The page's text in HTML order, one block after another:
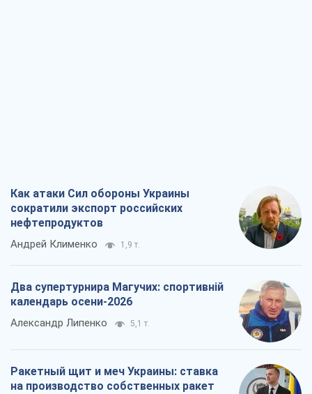
Как атаки Сил обороны Украины
сократили экспорт российских
нефтепродуктов
Андрей Клименко 1,9 т.
Два супертурнира Магучих: спортивній
календарь осени-2026
Александр Липенко 5,1 т.
Ракетный щит и меч Украины: ставка
на производство собственных ракет